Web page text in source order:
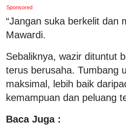
Sponsored
“Jangan suka berkelit dan
Mawardi.
Sebaliknya, wazir dituntut
terus berusaha. Tumbang
maksimal, lebih baik
kemampuan dan peluang
Baca Juga :